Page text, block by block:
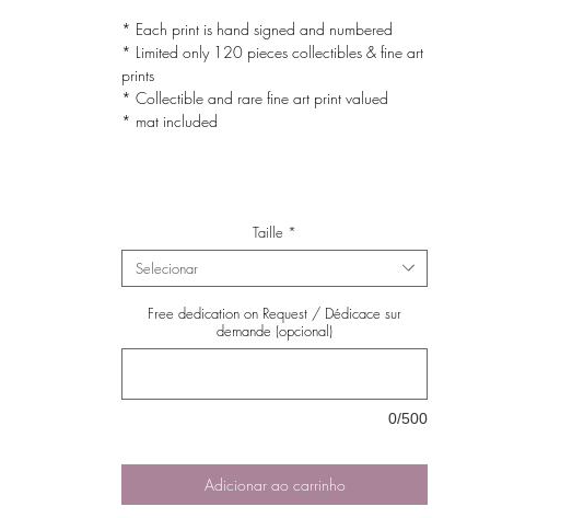
* Each print is hand signed and numbered
* Limited only 120 pieces collectibles & fine art
prints
* Collectible and rare fine art print valued
* mat included
Taille *
Selecionar
Free dedication on Request / Dédicace sur
demande (opcional)
0/500
Adicionar ao carrinho